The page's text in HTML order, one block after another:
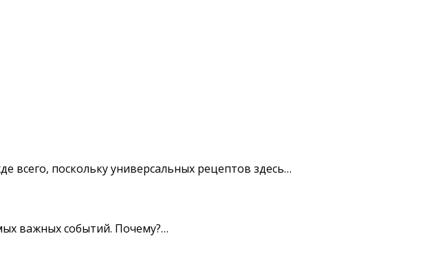
всего, поскольку универсальных рецептов здесь…
важных событий. Почему?…